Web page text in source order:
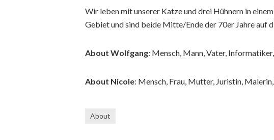
Wir leben mit unserer Katze und drei Hühnern in
Gebiet und sind beide Mitte/Ende der 70er Jahre auf
About Wolfgang: Mensch, Mann, Vater,
About Nicole: Mensch, Frau, Mutter, Juristin,
About